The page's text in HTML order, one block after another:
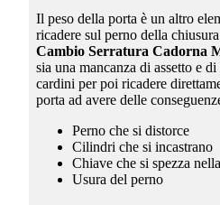
Il peso della porta è un altro
ricadere sul perno della
Cambio Serratura Cadorna
sia una mancanza di assetto e
cardini per poi ricadere
porta ad avere delle
Perno che si distorce
Cilindri che si incastrano
Chiave che si spezza
Usura del perno